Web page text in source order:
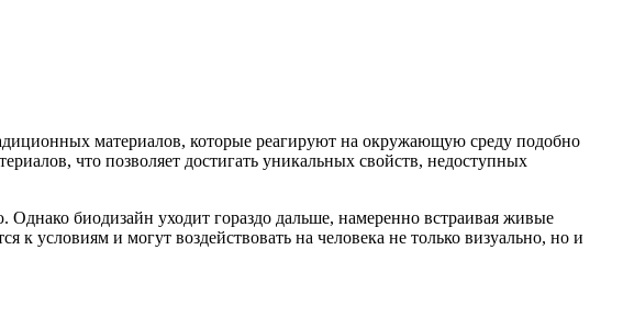
материалов, которые реагируют на окружающую среду подобно
что позволяет достигать уникальных свойств, недоступных
биодизайн уходит гораздо дальше, намеренно встраивая живые
к условиям и могут воздействовать на человека не только визуально, но и